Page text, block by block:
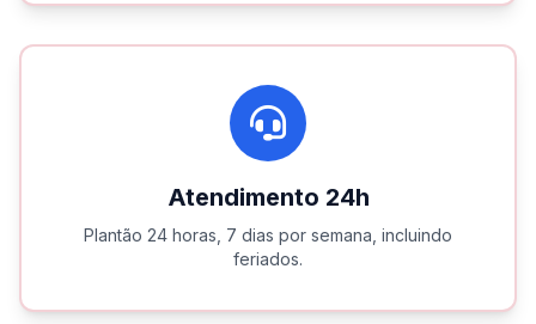
Atendimento 24h
Plantão 24 horas, 7 dias por semana, incluindo
feriados.